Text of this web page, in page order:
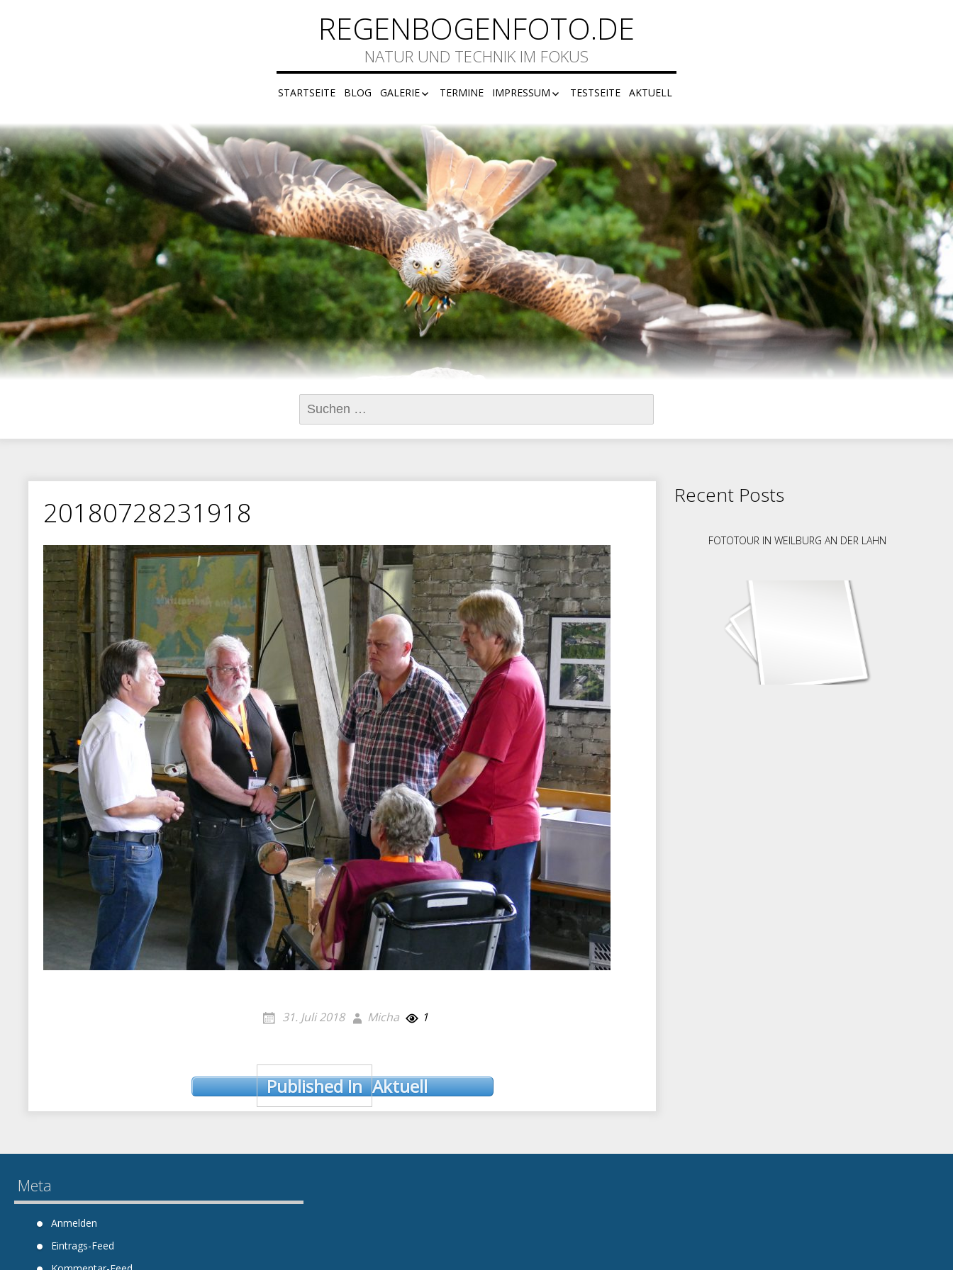
REGENBOGENFOTO.DE
NATUR UND TECHNIK IM FOKUS
STARTSEITE BLOG GALERIE
F74
TERMINE IMPRESSUM
DISCLAIMER
DATENSCHUTZ
TESTSEITE AKTUELL
Suchen
nach:
20180728231918
31. Juli 2018 Micha 1
navigation
Published In Aktuell
Recent Posts
FOTOTOUR IN WEILBURG AN DER LAHN
Meta
Anmelden
Eintrags-Feed